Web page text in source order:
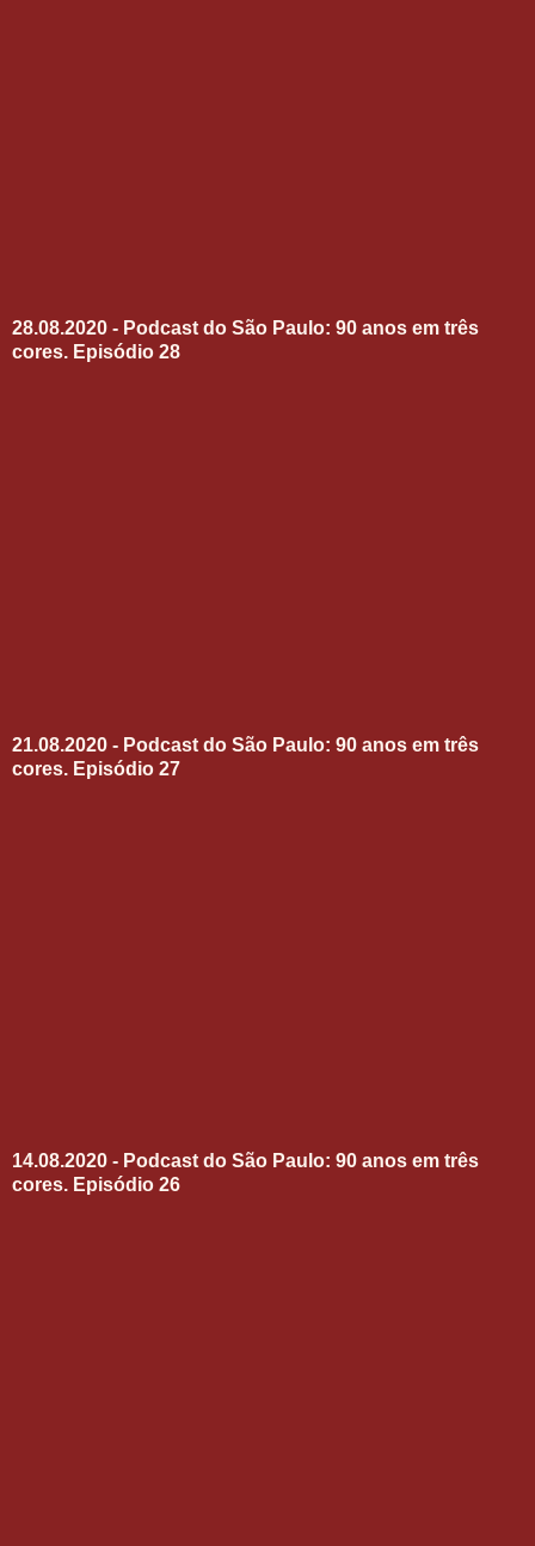
28.08.2020 - Podcast do São Paulo: 90 anos em três
cores. Episódio 28
21.08.2020 - Podcast do São Paulo: 90 anos em três
cores. Episódio 27
14.08.2020 - Podcast do São Paulo: 90 anos em três
cores. Episódio 26